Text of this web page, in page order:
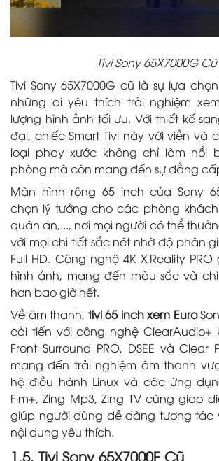
Tivi Sony 65X7000G Cũ
Tivi Sony 65X7000G cũ là sự lựa
những ai yêu thích trải nghiệm
lượng hình ảnh tối ưu. Với thiết kế
đại, chiếc Smart Tivi này với viền và
loại phay xước không chỉ làm nổi
phòng mà còn mang đến sự đẳng
Màn hình rộng 65 inch của Sony
chọn lý tưởng cho các phòng
quán ăn,..., nơi mọi người có thể
với mọi chi tiết sắc nét nhờ độ phân
Full HD. Công nghệ 4K X-Reality
hình ảnh, mang đến màu sắc và
hơn bao giờ hết.
Về âm thanh, tivi 65 inch xem Euro
cải tiến với công nghệ ClearAudio+
Front Surround PRO, DSEE và Clear
mang đến trải nghiệm âm thanh
hệ điều hành Linux và các ứng
Fim+, Zing Mp3, Zing TV cùng giao
giúp người dùng dễ dàng tương tác
nội dung yêu thích.
1.5. Tivi Sony 65X7000F Cũ